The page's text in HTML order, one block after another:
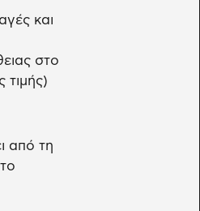
και
στο
τιμής)
από τη